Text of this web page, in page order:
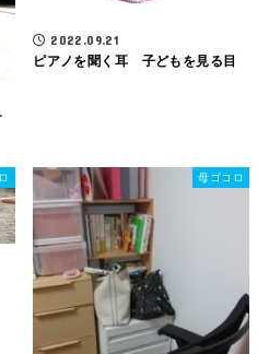
2022.09.21
ピアノを聞く耳 子どもを見る目
母ゴコロ